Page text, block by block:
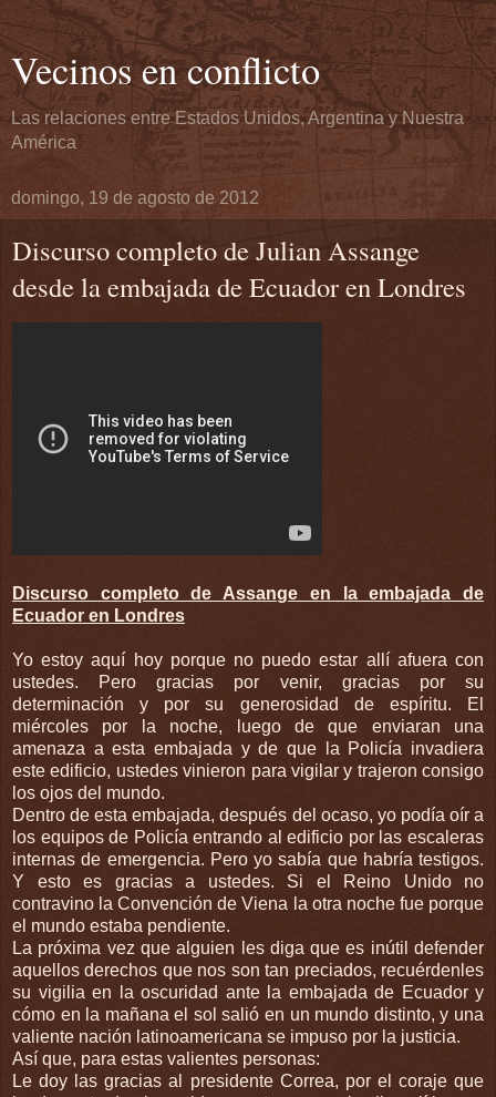
Vecinos en conflicto
Las relaciones entre Estados Unidos, Argentina y Nuestra
América
domingo, 19 de agosto de 2012
Discurso completo de Julian Assange
desde la embajada de Ecuador en Londres
Discurso completo de Assange en la embajada de
Ecuador en Londres
Yo estoy aquí hoy porque no puedo estar allí afuera con
ustedes. Pero gracias por venir, gracias por su
determinación y por su generosidad de espíritu. El
miércoles por la noche, luego de que enviaran una
amenaza a esta embajada y de que la Policía invadiera
este edificio, ustedes vinieron para vigilar y trajeron consigo
los ojos del mundo.
Dentro de esta embajada, después del ocaso, yo podía oír a
los equipos de Policía entrando al edificio por las escaleras
internas de emergencia. Pero yo sabía que habría testigos.
Y esto es gracias a ustedes. Si el Reino Unido no
contravino la Convención de Viena la otra noche fue porque
el mundo estaba pendiente.
La próxima vez que alguien les diga que es inútil defender
aquellos derechos que nos son tan preciados, recuérdenles
su vigilia en la oscuridad ante la embajada de Ecuador y
cómo en la mañana el sol salió en un mundo distinto, y una
valiente nación latinoamericana se impuso por la justicia.
Así que, para estas valientes personas:
Le doy las gracias al presidente Correa, por el coraje que